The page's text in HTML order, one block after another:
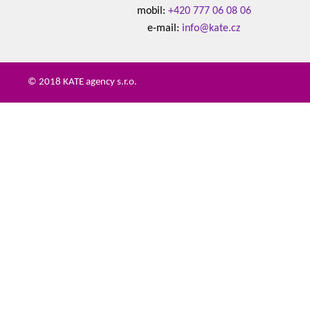
mobil: +420 777 06 08 06
e-mail: info@kate.cz
© 2018 KATE agency s.r.o.